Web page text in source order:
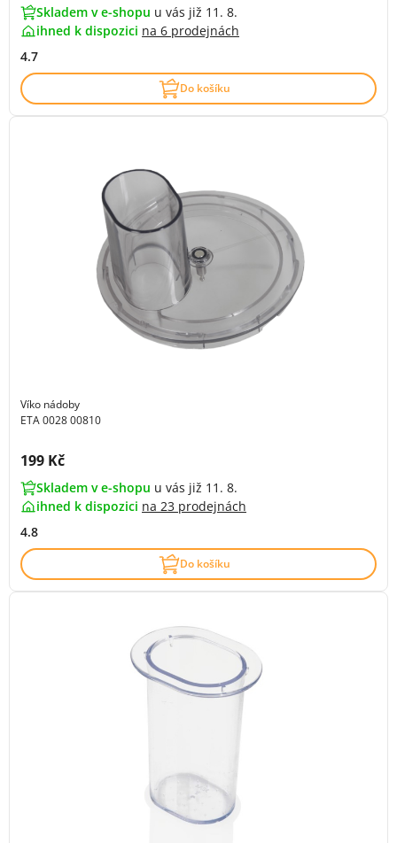
Skladem v e-shopu u vás již 11. 8.
ihned k dispozici na 6 prodejnách
4.7
Do košíku
Víko nádoby
ETA 0028 00810
Cena s DPH:
199 Kč
Skladem v e-shopu u vás již 11. 8.
ihned k dispozici na 23 prodejnách
4.8
Do košíku